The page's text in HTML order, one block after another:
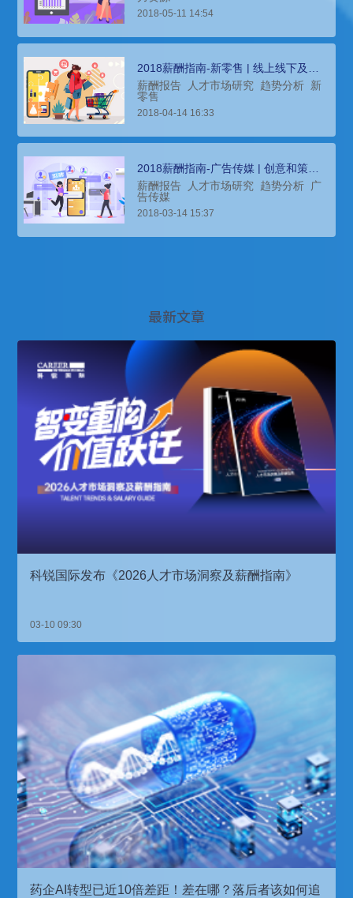
2018-05-11 14:54
2018薪酬指南-新零售 | 线上线下及物
流呈融合发展态势
薪酬报告 人才市场研究 趋势分析 新
零售
2018-04-14 16:33
2018薪酬指南-广告传媒 | 创意和策划
类岗位仍然是招聘的重点
薪酬报告 人才市场研究 趋势分析
广
告传媒
2018-03-14 15:37
最新文章
科锐国际发布《2026人才市场洞察及薪酬指南》
03-10 09:30
药企AI转型已近10倍差距！差在哪？落后者该如何追